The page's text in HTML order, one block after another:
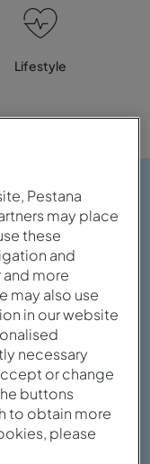
Lifestyle
Pestana
may place
these
and
more
may also use
in our website
necessary
or change
buttons
to obtain more
please